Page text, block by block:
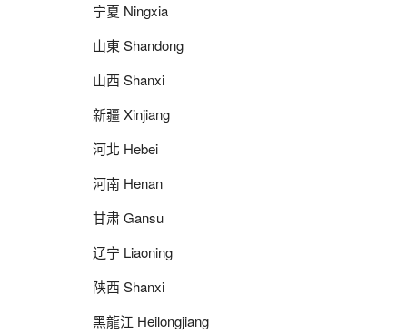
宁夏 Ningxia
山東 Shandong
山西 Shanxi
新疆 Xinjiang
河北 Hebei
河南 Henan
甘肃 Gansu
辽宁 Liaoning
陕西 Shanxi
黑龍江 Heilongjiang